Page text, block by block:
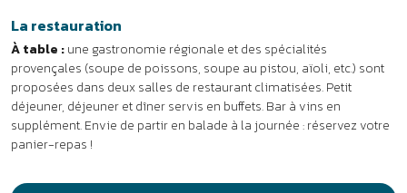
À DÉCOUVRIR
AVIS
INFOS PRATIQUES